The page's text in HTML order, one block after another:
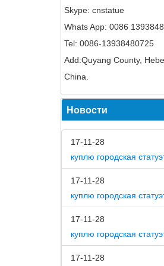
Skype: cnstatue
Whats App: 0086
Tel: 0086-13938480725
Add:Quyang County,
China.
Новости
17-11-28
17-11-28
17-11-28
17-11-28